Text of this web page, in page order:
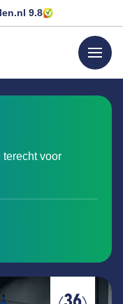
9.8
menu
terecht voor